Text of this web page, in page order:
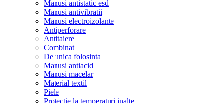
Manusi antistatic esd
Manusi antivibratii
Manusi electroizolante
Antiperforare
Antitaiere
Combinat
De unica folosinta
Manusi antiacid
Manusi macelar
Material textil
Piele
Protectie la temperaturi inalte